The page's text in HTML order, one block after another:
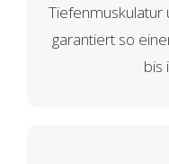
garantiert so
bis